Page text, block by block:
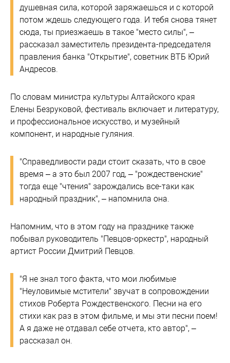
душевная сила, которой заряжаешься и с которой
потом ждешь следующего года. И тебя снова тянет
сюда, ты приезжаешь в такое "место силы", –
рассказал заместитель президента-председателя
правления банка "Открытие", советник ВТБ Юрий
Андресов.
По словам министра культуры Алтайского края
Елены Безруковой, фестиваль включает и литературу,
и профессиональное искусство, и музейный
компонент, и народные гуляния.
"Справедливости ради стоит сказать, что в свое
время – а это был 2007 год, – "рождественские"
тогда еще "чтения" зарождались все-таки как
народный праздник", – напомнила она.
Напомним, что в этом году на празднике также
побывал руководитель "Певцов-оркестр", народный
артист России Дмитрий Певцов.
"Я не знал того факта, что мои любимые
"Неуловимые мстители" звучат в сопровождении
стихов Роберта Рождественского. Песни на его
стихи как раз в этом фильме, и мы эти песни поем!
А я даже не отдавал себе отчета, кто автор", –
рассказал он.